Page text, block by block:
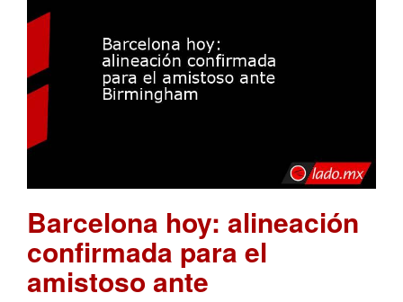
Barcelona hoy: alineación
confirmada para el
amistoso ante